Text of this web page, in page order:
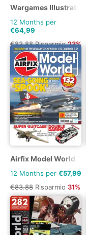
Wargames Illustrated
12 Months per
€64,99
€83.88Risparmio23%
Airfix Model World
12 Months per €57,99
€83.88 Risparmio 31%